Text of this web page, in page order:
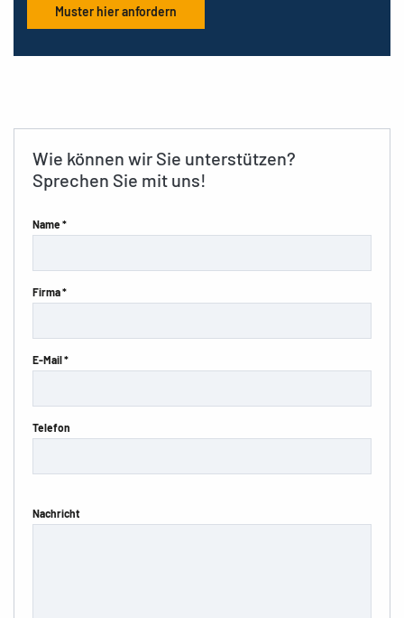
Muster hier anfordern
Wie können wir Sie unterstützen?
Sprechen Sie mit uns!
Name *
Firma *
E-Mail *
Telefon
Nachricht